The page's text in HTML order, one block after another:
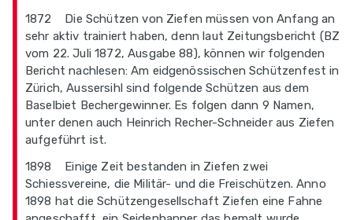
1872 Die Schützen von Ziefen müssen von Anfang an
sehr aktiv trainiert haben, denn laut Zeitungsbericht (BZ
vom 22. Juli 1872, Ausgabe 88), können wir folgenden
Bericht nachlesen: Am eidgenössischen Schützenfest in
Zürich, Aussersihl sind folgende Schützen aus dem
Baselbiet Bechergewinner. Es folgen dann 9 Namen,
unter denen auch Heinrich Recher-Schneider aus Ziefen
aufgeführt ist.
1898 Einige Zeit bestanden in Ziefen zwei
Schiessvereine, die Militär- und die Freischützen. Anno
1898 hat die Schützengesellschaft Ziefen eine Fahne